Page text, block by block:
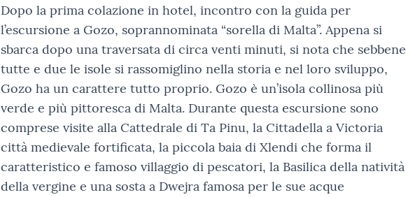
Dopo la prima colazione in hotel, incontro con la guida per
l’escursione a Gozo, soprannominata “sorella di Malta”. Appena si
sbarca dopo una traversata di circa venti minuti, si nota che sebbene
tutte e due le isole si rassomiglino nella storia e nel loro sviluppo,
Gozo ha un carattere tutto proprio. Gozo è un’isola collinosa più
verde e più pittoresca di Malta. Durante questa escursione sono
comprese visite alla Cattedrale di Ta Pinu, la Cittadella a Victoria
città medievale fortificata, la piccola baia di Xlendi che forma il
caratteristico e famoso villaggio di pescatori, la Basilica della natività
della vergine e una sosta a Dwejra famosa per le sue acque